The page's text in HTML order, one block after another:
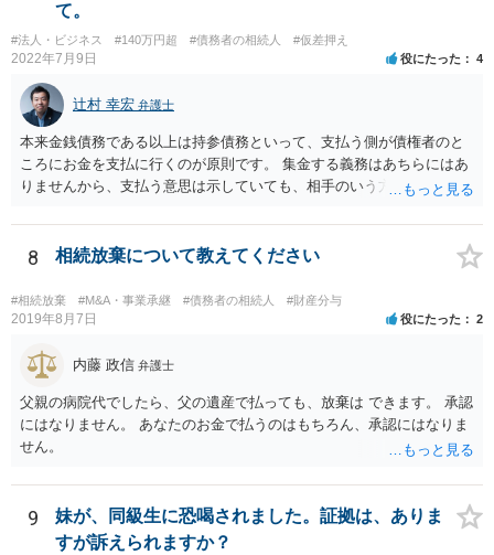
ので、契約書の文面を持って、弁護士に相談に行かれることをお勧め
します。
て。
#法人・ビジネス #140万円超 #債務者の相続人 #仮差押え
2022年7月9日 役にたった 4
辻村 幸宏 弁護士
本来金銭債務である以上は持参債務といって、支払う側が債権者のと
ころにお金を支払に行くのが原則です。 集金する義務はあちらにはあ
りませんから、支払う意思は示していても、相手のいう方法で支払わ
るかと思います。
8 相続放棄について教えてください
#相続放棄 #M&A・事業承継 #債務者の相続人 #財産分与
2019年8月7日 役にたった 2
内藤 政信 弁護士
父親の病院代でしたら、父の遺産で払っても、放棄は できます。 承認
にはなりません。 あなたのお金で払うのはもちろん、承認にはなりま
せん。
9
妹が、同級生に恐喝されました。証拠は、ありま
すが訴えられますか？